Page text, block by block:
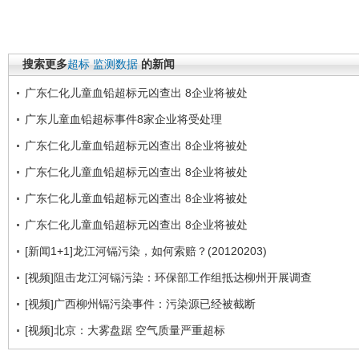
搜索更多超标 监测数据 的新闻
广东仁化儿童血铅超标元凶查出 8企业将被处
广东儿童血铅超标事件8家企业将受处理
广东仁化儿童血铅超标元凶查出 8企业将被处
广东仁化儿童血铅超标元凶查出 8企业将被处
广东仁化儿童血铅超标元凶查出 8企业将被处
广东仁化儿童血铅超标元凶查出 8企业将被处
[新闻1+1]龙江河镉污染，如何索赔？(20120203)
[视频]阻击龙江河镉污染：环保部工作组抵达柳州开展调查
[视频]广西柳州镉污染事件：污染源已经被截断
[视频]北京：大雾盘踞 空气质量严重超标